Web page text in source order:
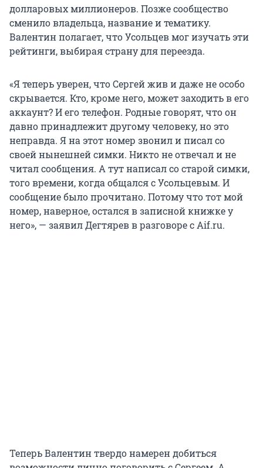
долларовых миллионеров. Позже сообщество
сменило владельца, название и тематику.
Валентин полагает, что Усольцев мог изучать эти
рейтинги, выбирая страну для переезда.
«Я теперь уверен, что Сергей жив и даже не особо
скрывается. Кто, кроме него, может заходить в его
аккаунт? И его телефон. Родные говорят, что он
давно принадлежит другому человеку, но это
неправда. Я на этот номер звонил и писал со
своей нынешней симки. Никто не отвечал и не
читал сообщения. А тут написал со старой симки,
того времени, когда общался с Усольцевым. И
сообщение было прочитано. Потому что тот мой
номер, наверное, остался в записной книжке у
него», — заявил Дегтярев в разговоре с Aif.ru.
Теперь Валентин твердо намерен добиться